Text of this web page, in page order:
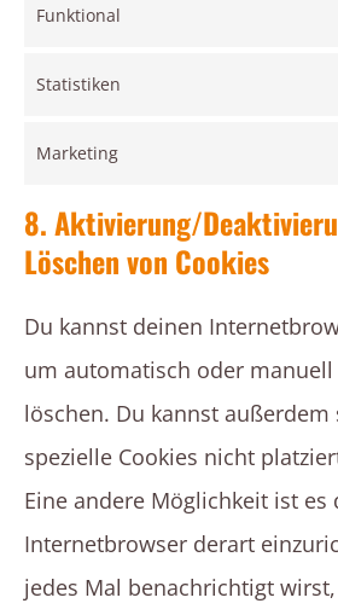
Funktional
Statistiken
Marketing
8. Aktivierung/
Löschen von Cookies
Du kannst deinen
um automatisch oder manuell
löschen. Du kannst außerdem
spezielle Cookies nicht
Eine andere Möglichkeit ist es
Internetbrowser derart
jedes Mal benachrichtigt